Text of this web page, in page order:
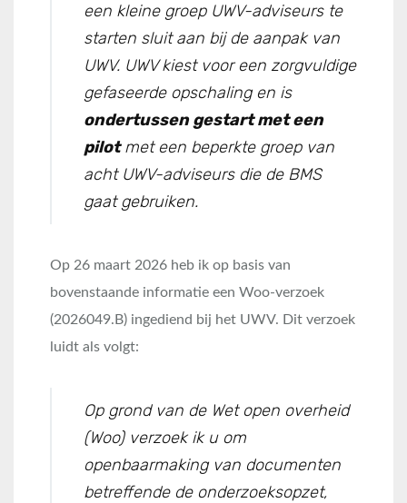
een kleine groep UWV-adviseurs te
starten sluit aan bij de aanpak van
UWV. UWV kiest voor een zorgvuldige
gefaseerde opschaling en is
ondertussen gestart met een
pilotmet een beperkte groep van
acht UWV-adviseurs die de BMS
gaat gebruiken.
Op 26 maart 2026 heb ik op basis van
bovenstaande informatie een Woo-verzoek
(2026049.B) ingediend bij het UWV. Dit verzoek
luidt als volgt:
Op grond van de Wet open overheid
(Woo) verzoek ik u om
openbaarmaking van documenten
betreffende de onderzoeksopzet,